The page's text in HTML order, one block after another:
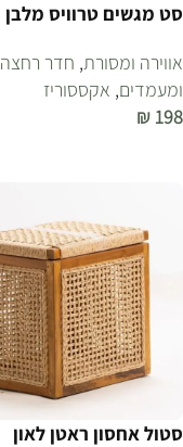
סט מגשים טרוויס מלבן
אווירה ומסורת, חדר רחצה
ומעמדים, אקססוריז
₪ 198
סטול אחסון ראטן לאון